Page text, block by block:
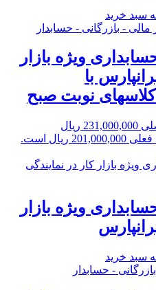
سبد خرید
ویژه بازار
با
قیمت اصلی 231,000,000 ریال
ریال است.
ویژه بازار
سبد خرید